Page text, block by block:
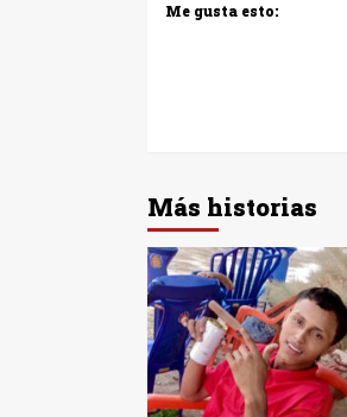
Me gusta esto:
Más historias